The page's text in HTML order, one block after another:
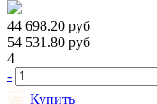
44 698.20 руб
54 531.80 руб
4
-
Купить